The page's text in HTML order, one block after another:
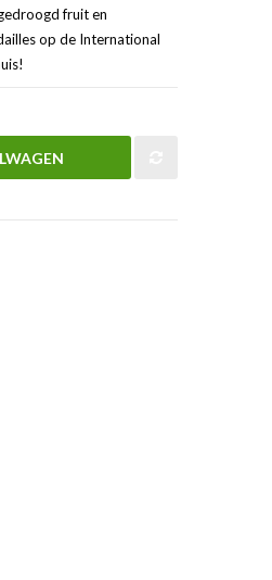
fruit en
op de International